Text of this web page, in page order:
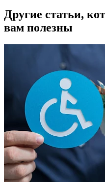
Другие статьи,
вам полезны